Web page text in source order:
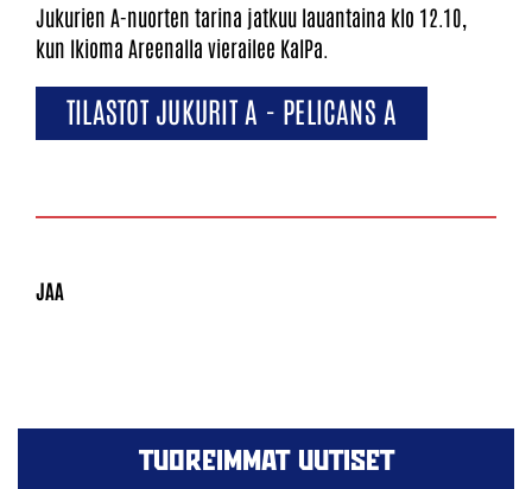
Jukurien A-nuorten tarina jatkuu lauantaina klo 12.10,
kun Ikioma Areenalla vierailee KalPa.
TILASTOT JUKURIT A - PELICANS A
TUOREIMMAT UUTISET